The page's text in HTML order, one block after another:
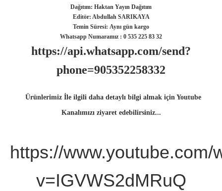
Dağıtım: Haktan Yayın Dağıtım
Editör: Abdullah SARIKAYA
Temin Süresi: Aynı gün kargo
Whatsapp Numaramız : 0 535 225 83 32
https://api.whatsapp.com/send?
phone=905352258332
Ürünlerimiz İle ilgili daha detaylı bilgi almak için Youtube
Kanalımızı ziyaret edebilirsiniz...
https://www.youtube.com/
v=IGVWS2dMRuQ